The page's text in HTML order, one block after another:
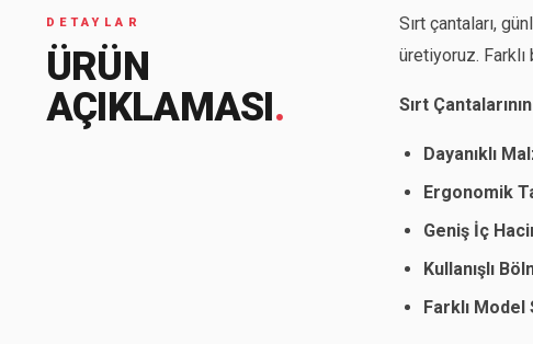
DETAYLAR
ÜRÜN
AÇIKLAMASI.
Sırt çantaları,
üretiyoruz. Farklı
Sırt
Dayanıklı
Ergonomik
Geniş İç
Kullanışlı
Farklı